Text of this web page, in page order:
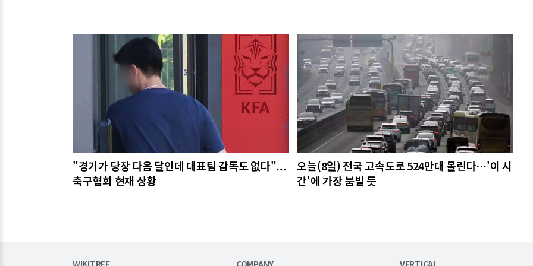
관련기사
"경기가 당장 다음 달인데 대표팀 감독도 없다"...
축구협회 현재 상황
오늘(8일) 전국 고속도로 524만대 몰린다…'이 시
간'에 가장 붐빌 듯